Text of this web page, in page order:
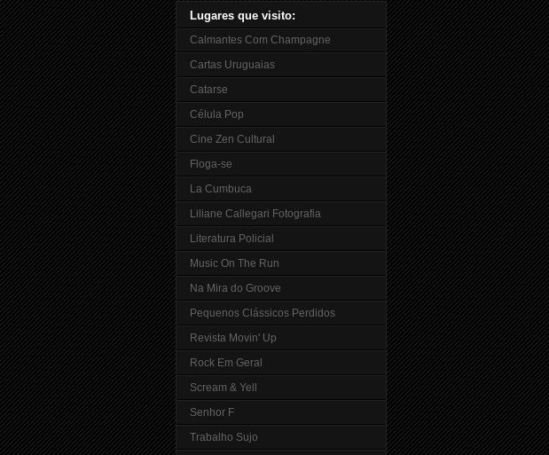
Lugares que visito:
Calmantes Com Champagne
Cartas Uruguaias
Catarse
Célula Pop
Cine Zen Cultural
Floga-se
La Cumbuca
Liliane Callegari Fotografia
Literatura Policial
Music On The Run
Na Mira do Groove
Pequenos Clássicos Perdidos
Revista Movin' Up
Rock Em Geral
Scream & Yell
Senhor F
Trabalho Sujo